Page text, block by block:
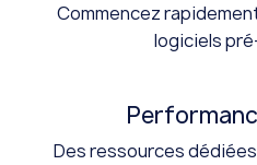
Commencez
logiciels
Des ressources